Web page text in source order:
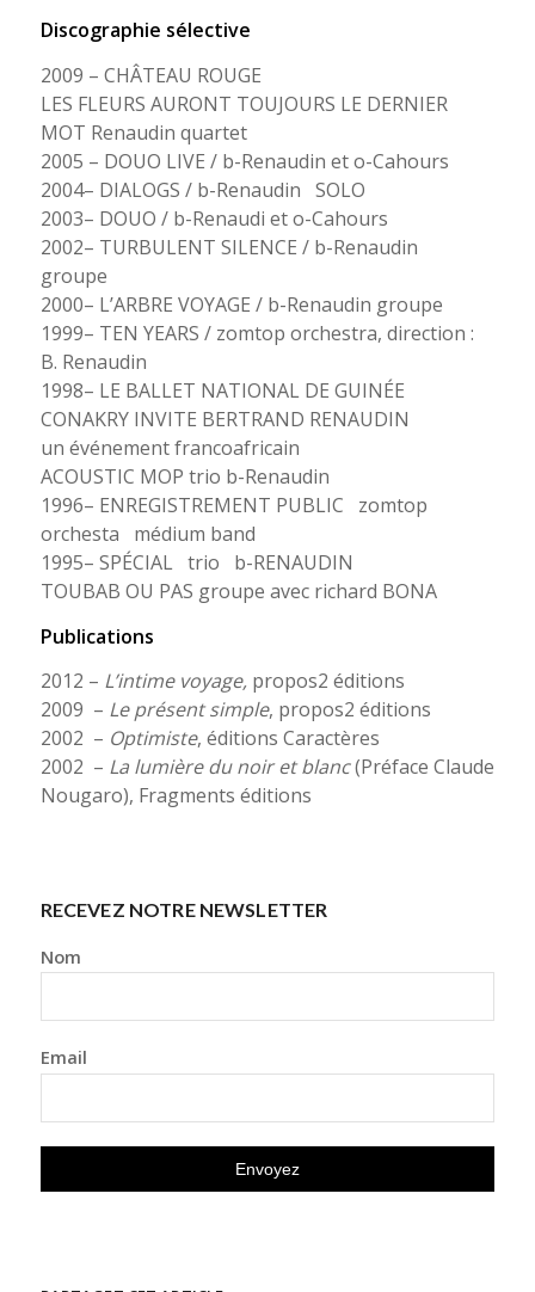
Discographie sélective
2009 – CHÂTEAU ROUGE
LES FLEURS AURONT TOUJOURS LE DERNIER
MOT Renaudin quartet
2005 – DOUO LIVE / b-Renaudin et o-Cahours
2004– DIALOGS / b-Renaudin SOLO
2003– DOUO / b-Renaudi et o-Cahours
2002– TURBULENT SILENCE / b-Renaudin
groupe
2000– L’ARBRE VOYAGE / b-Renaudin groupe
1999– TEN YEARS / zomtop orchestra, direction :
B. Renaudin
1998– LE BALLET NATIONAL DE GUINÉE
CONAKRY INVITE BERTRAND RENAUDIN
un événement francoafricain
ACOUSTIC MOP trio b-Renaudin
1996– ENREGISTREMENT PUBLIC zomtop
orchesta médium band
1995– SPÉCIAL trio b-RENAUDIN
TOUBAB OU PAS groupe avec richard BONA
Publications
2012 – L’intime voyage,propos2 éditions
2009 – Le présent simple, propos2 éditions
2002 – Optimiste, éditions Caractères
2002 – La lumière du noir et blanc(Préface Claude
Nougaro), Fragments éditions
RECEVEZ NOTRE NEWSLETTER
Nom
Email